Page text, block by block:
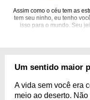
Assim como o céu tem as
tem seu ninho, eu tenho
isso para o mundo. Seu
gratificante do
Um sentido maior
A vida sem você era
meio ao deserto.